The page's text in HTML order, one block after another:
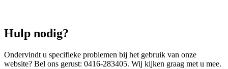
Hulp nodig?
Ondervindt u specifieke problemen bij het gebruik van onze
website? Bel ons gerust: 0416-283405. Wij kijken graag met u mee.